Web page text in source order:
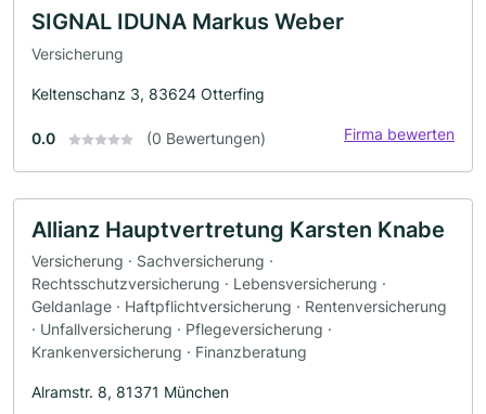
SIGNAL IDUNA Markus Weber
Versicherung
Keltenschanz 3, 83624 Otterfing
0.0 (0 Bewertungen) Firma bewerten
Allianz Hauptvertretung Karsten Knabe
Versicherung · Sachversicherung ·
Rechtsschutzversicherung · Lebensversicherung ·
Geldanlage · Haftpflichtversicherung · Rentenversicherung
· Unfallversicherung · Pflegeversicherung ·
Krankenversicherung · Finanzberatung
Alramstr. 8, 81371 München